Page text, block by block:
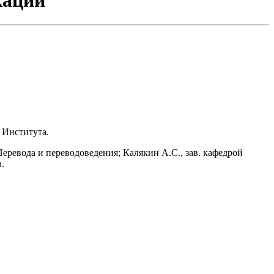
и переводоведения; Калякин А.С., зав. кафедрой